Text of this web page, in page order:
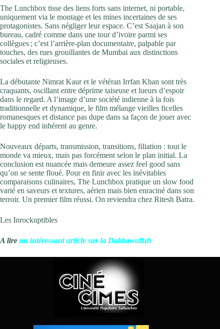
The Lunchbox tisse des liens forts sans internet, ni portable,
uniquement via le montage et les mines incertaines de ses
protagonistes. Sans négliger leur espace. C’est Saajan à son
bureau, cadré comme dans une tour d’ivoire parmi ses
collègues ; c’est l’arrière-plan documentaire, palpable par
touches, des rues grouillantes de Mumbai aux distinctions
sociales et religieuses.
La débutante Nimrat Kaur et le vétéran Irrfan Khan sont très
craquants, oscillant entre déprime taiseuse et lueurs d’espoir
dans le regard. A l’image d’une société indienne à la fois
traditionnelle et dynamique, le film mélange vieilles ficelles
romanesques et distance pas dupe dans sa façon de jouer avec
le happy end inhérent au genre.
Nouveaux départs, transmission, transitions, filiation : tout le
monde va mieux, mais pas forcément selon le plan initial. La
conclusion est nuancée mais demeure assez feel good sans
qu’on se sente floué. Pour en finir avec les inévitables
comparaisons culinaires, The Lunchbox pratique un slow food
varié en saveurs et textures, aérien mais bien enraciné dans son
terroir. Un premier film réussi. On reviendra chez Ritesh Batra.
Les Inrockuptibles
A lire un intéressant article sur la Dabbawallah